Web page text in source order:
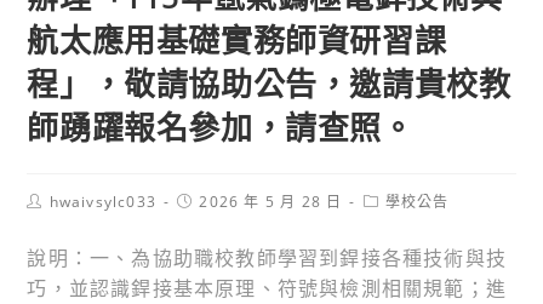
航太應用基礎實務師資研習課
程」，敬請協助公告，邀請貴校教
師踴躍報名參加，請查照。
Posthwaivsylc033
Post2026 年 5 月 28 日
Post學校公告
說明：一、為協助職校教師學習到銲接各種技術與技
巧，並認識銲接基本原理、符號與檢測相關規範；進